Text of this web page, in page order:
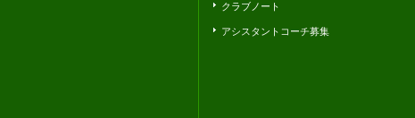
クラブノート
アシスタントコーチ募集